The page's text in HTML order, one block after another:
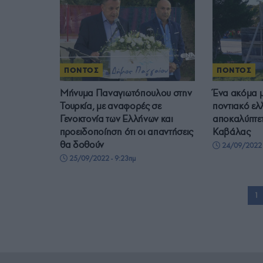
ΠΟΝΤΟΣ
Μήνυμα Παναγιωτόπουλου στην
Τουρκία, με αναφορές σε
Γενοκτονία των Ελλήνων και
προειδοποίηση ότι οι απαντήσεις
θα δοθούν
25/09/2022 - 9:23πμ
ΠΟΝΤΟΣ
Ένα ακόμα
ποντιακό
Καβάλας
24/09/2022
1